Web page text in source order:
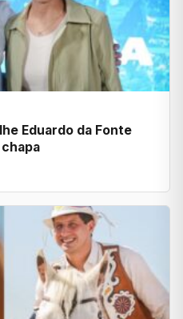
Eduardo da Fonte